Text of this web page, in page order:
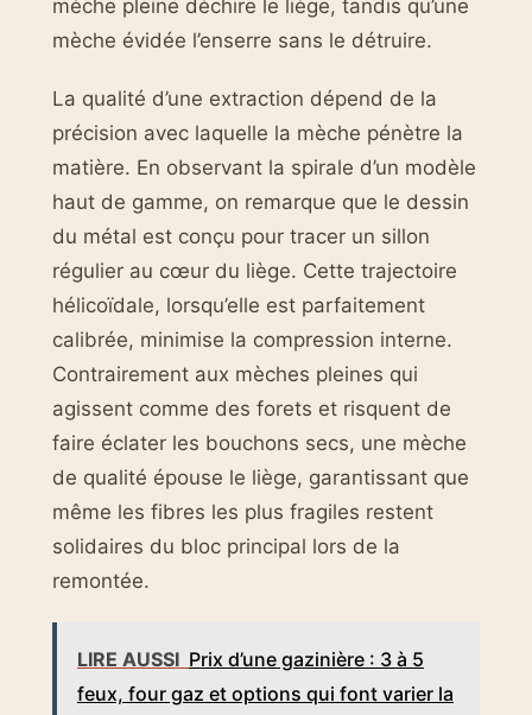
mèche pleine déchire le liège, tandis qu’une
mèche évidée l’enserre sans le détruire.
La qualité d’une extraction dépend de la
précision avec laquelle la mèche pénètre la
matière. En observant la spirale d’un modèle
haut de gamme, on remarque que le dessin
du métal est conçu pour tracer un sillon
régulier au cœur du liège. Cette trajectoire
hélicoïdale, lorsqu’elle est parfaitement
calibrée, minimise la compression interne.
Contrairement aux mèches pleines qui
agissent comme des forets et risquent de
faire éclater les bouchons secs, une mèche
de qualité épouse le liège, garantissant que
même les fibres les plus fragiles restent
solidaires du bloc principal lors de la
remontée.
LIRE AUSSI Prix d’une gazinière : 3 à 5
feux, four gaz et options qui font varier la